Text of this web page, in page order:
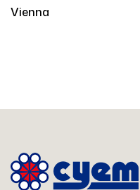
Vienna